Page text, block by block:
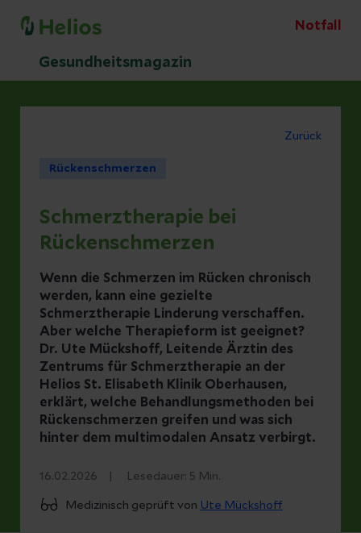
Notfall
Gesundheitsmagazin
Zurück
Rückenschmerzen
Schmerztherapie bei
Rückenschmerzen
Wenn die Schmerzen im Rücken chronisch
werden, kann eine gezielte
Schmerztherapie Linderung verschaffen.
Aber welche Therapieform ist geeignet?
Dr. Ute Mückshoff, Leitende Ärztin des
Zentrums für Schmerztherapie an der
Helios St. Elisabeth Klinik Oberhausen,
erklärt, welche Behandlungsmethoden bei
Rückenschmerzen greifen und was sich
hinter dem multimodalen Ansatz verbirgt.
16.02.2026 Lesedauer: 5 Min.
Medizinisch geprüft von Ute Mückshoff